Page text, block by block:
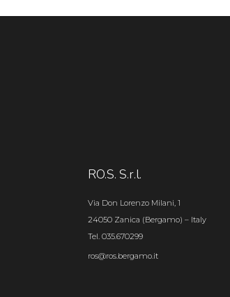
RO.S. S.r.l.
Via Don Lorenzo Milani, 1
24050 Zanica (Bergamo) – Italy
Tel. 035.670299
ros@ros.bergamo.it